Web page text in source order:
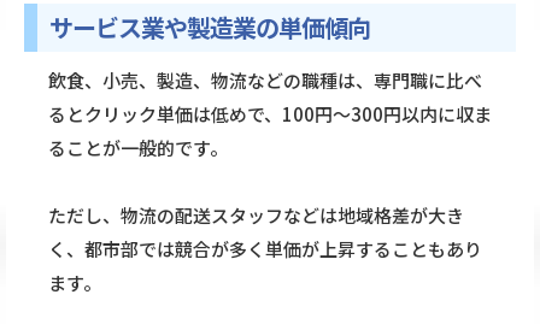
サービス業や製造業の単価傾向
飲食、小売、製造、物流などの職種は、専門職に比べ
るとクリック単価は低めで、100円〜300円以内に収ま
ることが一般的です。
ただし、物流の配送スタッフなどは地域格差が大き
く、都市部では競合が多く単価が上昇することもあり
ます。